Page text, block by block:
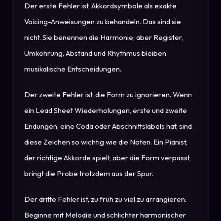
Der erste Fehler ist, Akkordsymbole als exakte
Voicing-Anweisungen zu behandeln. Das sind sie
nicht. Sie benennen die Harmonie, aber Register,
Umkehrung, Abstand und Rhythmus bleiben
musikalische Entscheidungen.
Der zweite Fehler ist, die Form zu ignorieren. Wenn
ein Lead Sheet Wiederholungen, erste und zweite
Endungen, eine Coda oder Abschnittslabels hat, sind
diese Zeichen so wichtig wie die Noten. Ein Pianist,
der richtige Akkorde spielt, aber die Form verpasst,
bringt die Probe trotzdem aus der Spur.
Der dritte Fehler ist, zu früh zu viel zu arrangieren.
Beginne mit Melodie und schlichter harmonischer